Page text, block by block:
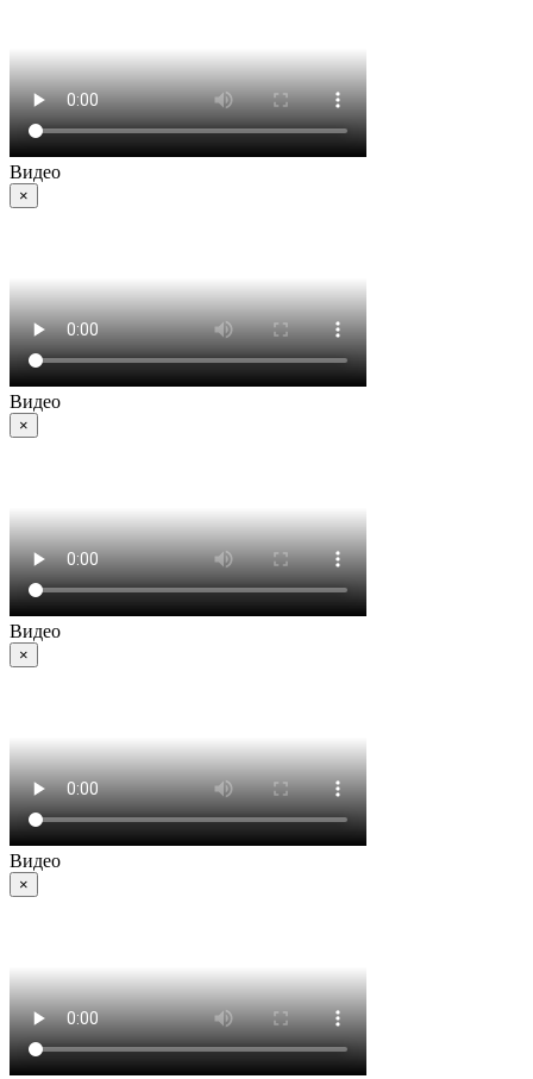
Видео
×
Видео
×
Видео
×
Видео
×